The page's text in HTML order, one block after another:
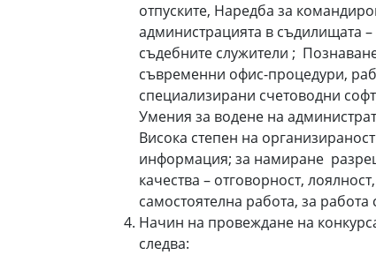
отпуските, Наредба за
администрацията в съдилищата
съдебните служители ;
съвременни офис-процедури,
специализирани счетоводни
Умения за водене на
Висока степен на
информация; за намиране
качества – отговорност,
самостоятелна работа, за
Начин на провеждане на
следва: